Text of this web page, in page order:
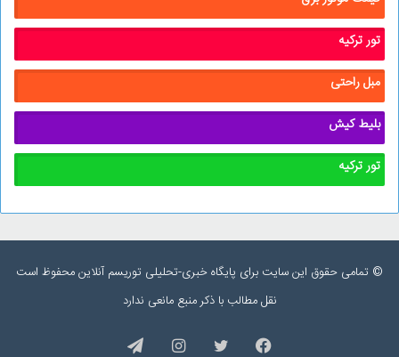
تور ترکیه
مبل راحتی
بلیط کیش
تور ترکیه
© تمامی حقوق این سایت برای پایگاه خبری-تحلیلی توریسم آنلاین محفوظ است
نقل مطالب با ذکر منبع مانعی ندارد
فیس توییتر اینستاگرام